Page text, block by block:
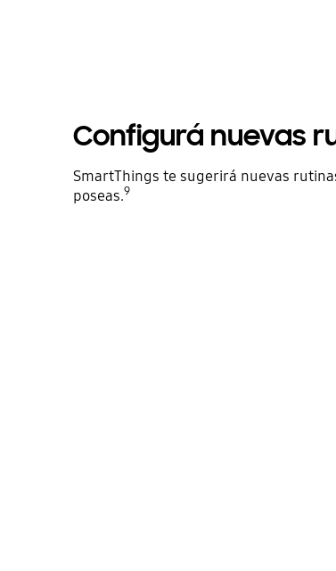
Configurá nuevas
SmartThings te sugerirá nuevas
poseas.9